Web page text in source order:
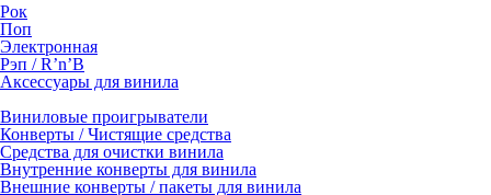
Рок
Поп
Электронная
Рэп / R’n’B
Аксессуары для винила
Виниловые проигрыватели
Конверты / Чистящие средства
Средства для очистки винила
Внутренние конверты для винила
Внешние конверты / пакеты для винила